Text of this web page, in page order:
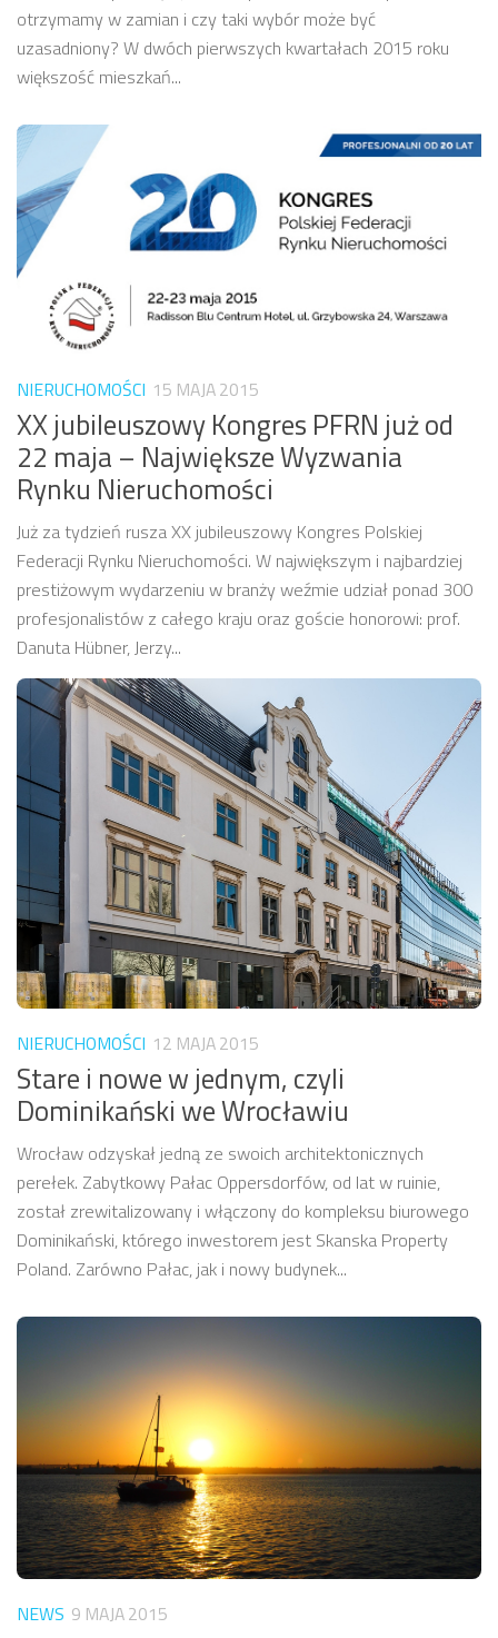
otrzymamy w zamian i czy taki wybór może być
uzasadniony? W dwóch pierwszych kwartałach 2015 roku
większość mieszkań...
NIERUCHOMOŚCI 15 MAJA 2015
XX jubileuszowy Kongres PFRN już od
22 maja – Największe Wyzwania
Rynku Nieruchomości
Już za tydzień rusza XX jubileuszowy Kongres Polskiej
Federacji Rynku Nieruchomości. W największym i najbardziej
prestiżowym wydarzeniu w branży weźmie udział ponad 300
profesjonalistów z całego kraju oraz goście honorowi: prof.
Danuta Hübner, Jerzy...
NIERUCHOMOŚCI 12 MAJA 2015
Stare i nowe w jednym, czyli
Dominikański we Wrocławiu
Wrocław odzyskał jedną ze swoich architektonicznych
perełek. Zabytkowy Pałac Oppersdorfów, od lat w ruinie,
został zrewitalizowany i włączony do kompleksu biurowego
Dominikański, którego inwestorem jest Skanska Property
Poland. Zarówno Pałac, jak i nowy budynek...
NEWS 9 MAJA 2015